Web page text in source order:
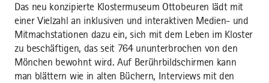
Das neu konzipierte Klostermuseum Ottobeuren lädt mit
einer Vielzahl an inklusiven und interaktiven Medien- und
Mitmachstationen dazu ein, sich mit dem Leben im Kloster
zu beschäftigen, das seit 764 ununterbrochen von den
Mönchen bewohnt wird. Auf Berührbildschirmen kann
man blättern wie in alten Büchern, Interviews mit den